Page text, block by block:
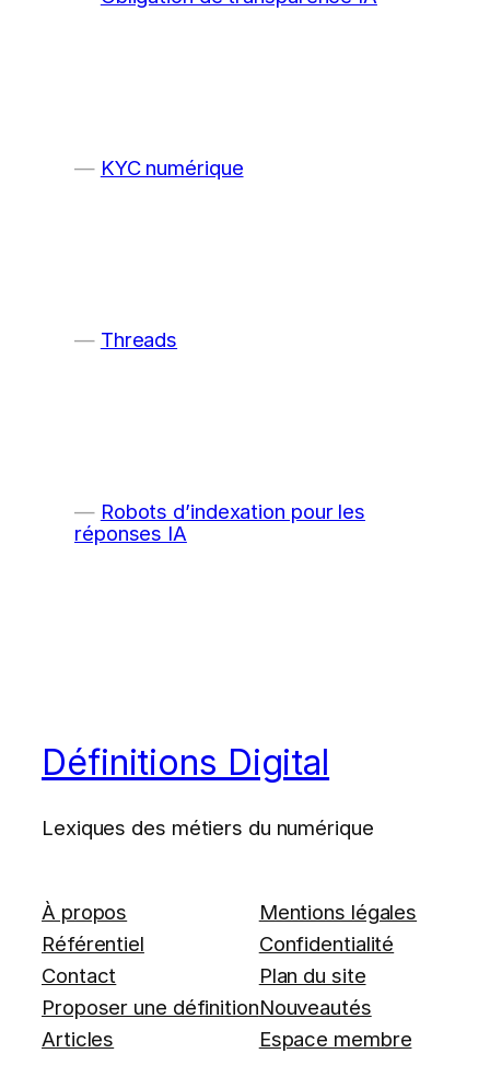
KYC numérique
Threads
Robots d’indexation pour les
réponses IA
Définitions Digital
Lexiques des métiers du numérique
À propos
Référentiel
Contact
Proposer une définition
Articles
Mentions légales
Confidentialité
Plan du site
Nouveautés
Espace membre